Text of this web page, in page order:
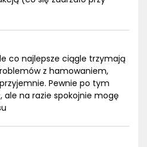
co najlepsze ciągle trzymają
z hamowaniem,
Pewnie po tym
ale na razie spokojnie mogę